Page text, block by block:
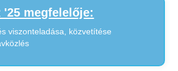
'25 megfelelője:
viszonteladása, közvetítése